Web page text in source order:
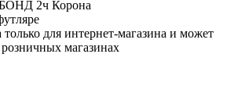
для интернет-магазина и может
магазинах